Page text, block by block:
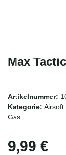
Max
Artikelnummer:
Kategorie: Airsoft
Gas
9,99 €